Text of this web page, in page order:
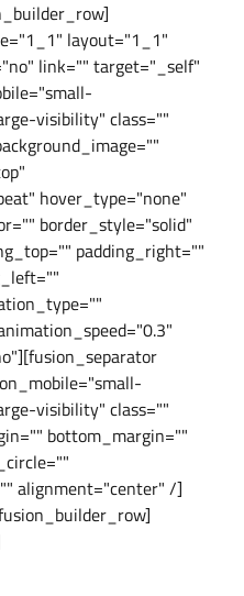
layout="1_1"
link="" target="_self"
visibility" class=""
hover_type="none"
border_style="solid"
padding_right=""
visibility" class=""
bottom_margin=""
alignment="center" /]